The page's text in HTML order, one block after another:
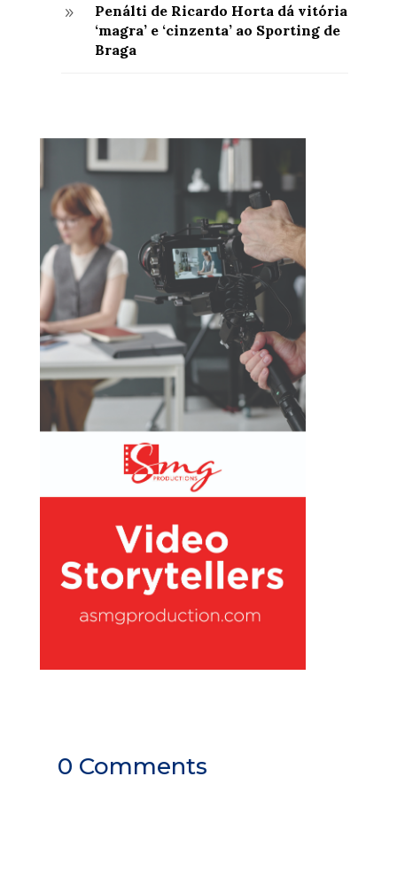
9
Penálti de Ricardo Horta dá vitória
‘magra’ e ‘cinzenta’ ao Sporting de
Braga
0 Comments